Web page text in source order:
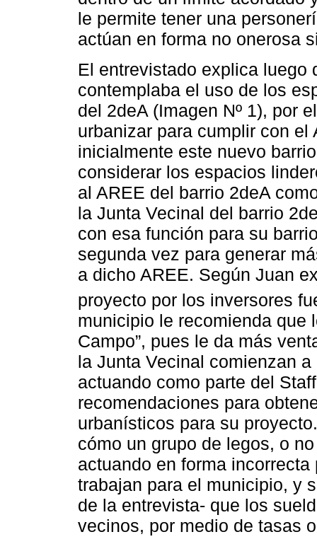
le permite tener una
actúan en forma no onerosa
El entrevistado explica luego
contemplaba el uso de los
del 2deA (Imagen Nº 1), por
urbanizar para cumplir con
inicialmente este nuevo
considerar los espacios
al AREE del barrio 2deA
la Junta Vecinal del barrio
con esa función para su
segunda vez para generar
a dicho AREE. Según Juan
proyecto por los inversores
municipio le recomienda que
Campo”, pues le da más
la Junta Vecinal comienzan
actuando como parte del
recomendaciones para
urbanísticos para su
cómo un grupo de legos, o
actuando en forma
trabajan para el municipio, y
de la entrevista- que los
vecinos, por medio de tasas